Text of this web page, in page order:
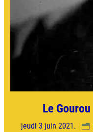
Le
jeudi 3 juin 2021.